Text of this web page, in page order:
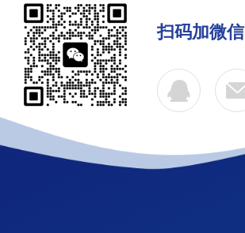
扫码加微信